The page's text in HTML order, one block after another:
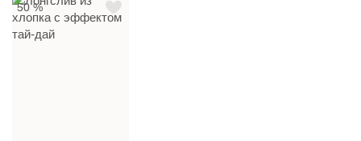
50 %